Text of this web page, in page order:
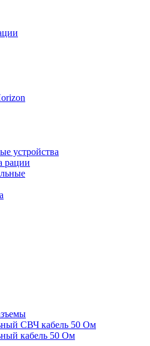
устройства
рации
СВЧ кабель 50 Ом
кабель 50 Ом